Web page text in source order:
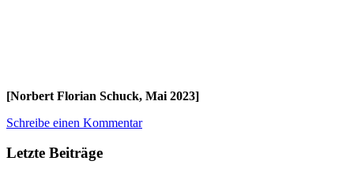
[Norbert Florian Schuck, Mai 2023]
Schreibe einen Kommentar
Letzte Beiträge